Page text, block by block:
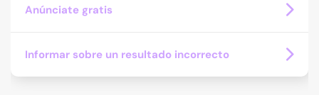
Anúnciate gratis
Informar sobre un resultado incorrecto